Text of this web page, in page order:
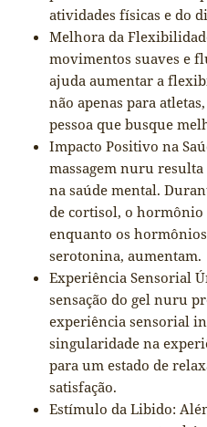
atividades físicas e do
Melhora da
movimentos suaves e
ajuda aumentar a
não apenas para
pessoa que busque
Impacto Positivo na
massagem nuru
na saúde mental.
de cortisol, o hormônio
enquanto os
serotonina, aumentam.
Experiência Sensorial
sensação do gel nuru
experiência sensorial
singularidade na
para um estado de
satisfação.
Estímulo da Libido: